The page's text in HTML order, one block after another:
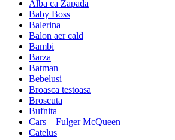
Alba ca Zapada
Baby Boss
Balerina
Balon aer cald
Bambi
Barza
Batman
Bebelusi
Broasca testoasa
Broscuta
Bufnita
Cars – Fulger McQueen
Catelus